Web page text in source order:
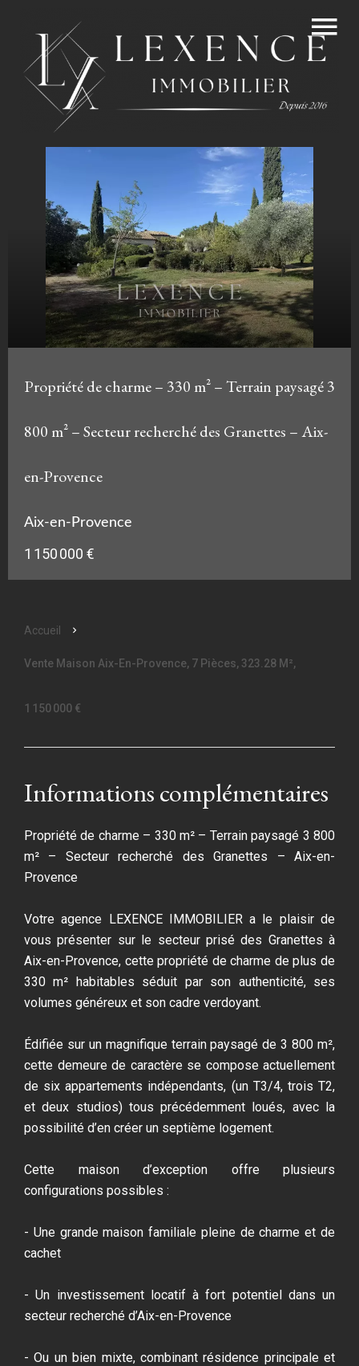
Propriété de charme – 330 m² – Terrain paysagé 3
800 m² – Secteur recherché des Granettes – Aix-
en-Provence
Aix-en-Provence
1 150 000 €
Accueil
Vente Maison Aix-En-Provence, 7 Pièces, 323.28 M²,
1 150 000 €
Informations complémentaires
Propriété de charme – 330 m² – Terrain paysagé 3 800
m² – Secteur recherché des Granettes – Aix-en-
Provence
Votre agence LEXENCE IMMOBILIER a le plaisir de
vous présenter sur le secteur prisé des Granettes à
Aix-en-Provence, cette propriété de charme de plus de
330 m² habitables séduit par son authenticité, ses
volumes généreux et son cadre verdoyant.
Édifiée sur un magnifique terrain paysagé de 3 800 m²,
cette demeure de caractère se compose actuellement
de six appartements indépendants, (un T3/4, trois T2,
et deux studios) tous précédemment loués, avec la
possibilité d’en créer un septième logement.
Cette maison d’exception offre plusieurs
configurations possibles :
- Une grande maison familiale pleine de charme et de
cachet
- Un investissement locatif à fort potentiel dans un
secteur recherché d’Aix-en-Provence
- Ou un bien mixte, combinant résidence principale et